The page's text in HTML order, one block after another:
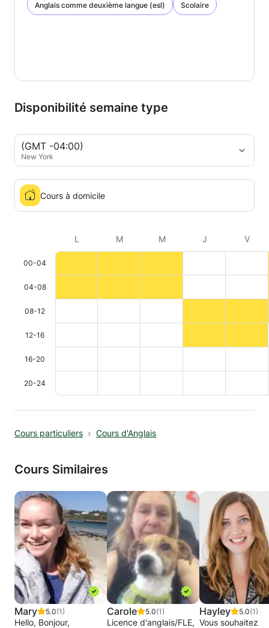
Anglais comme deuxième langue (esl) Scolaire
Disponibilité semaine type
(GMT -04:00)
New York
Cours à domicile
L M M J V
00-04
04-08
08-12
12-16
16-20
20-24
Cours particuliers Cours d'Anglais
Cours Similaires
Mary 5.0(1)
Hello, Bonjour,
Carole 5.0(1)
Licence d'anglais/FLE,
Hayley 5.0(1)
Vous souhaitez